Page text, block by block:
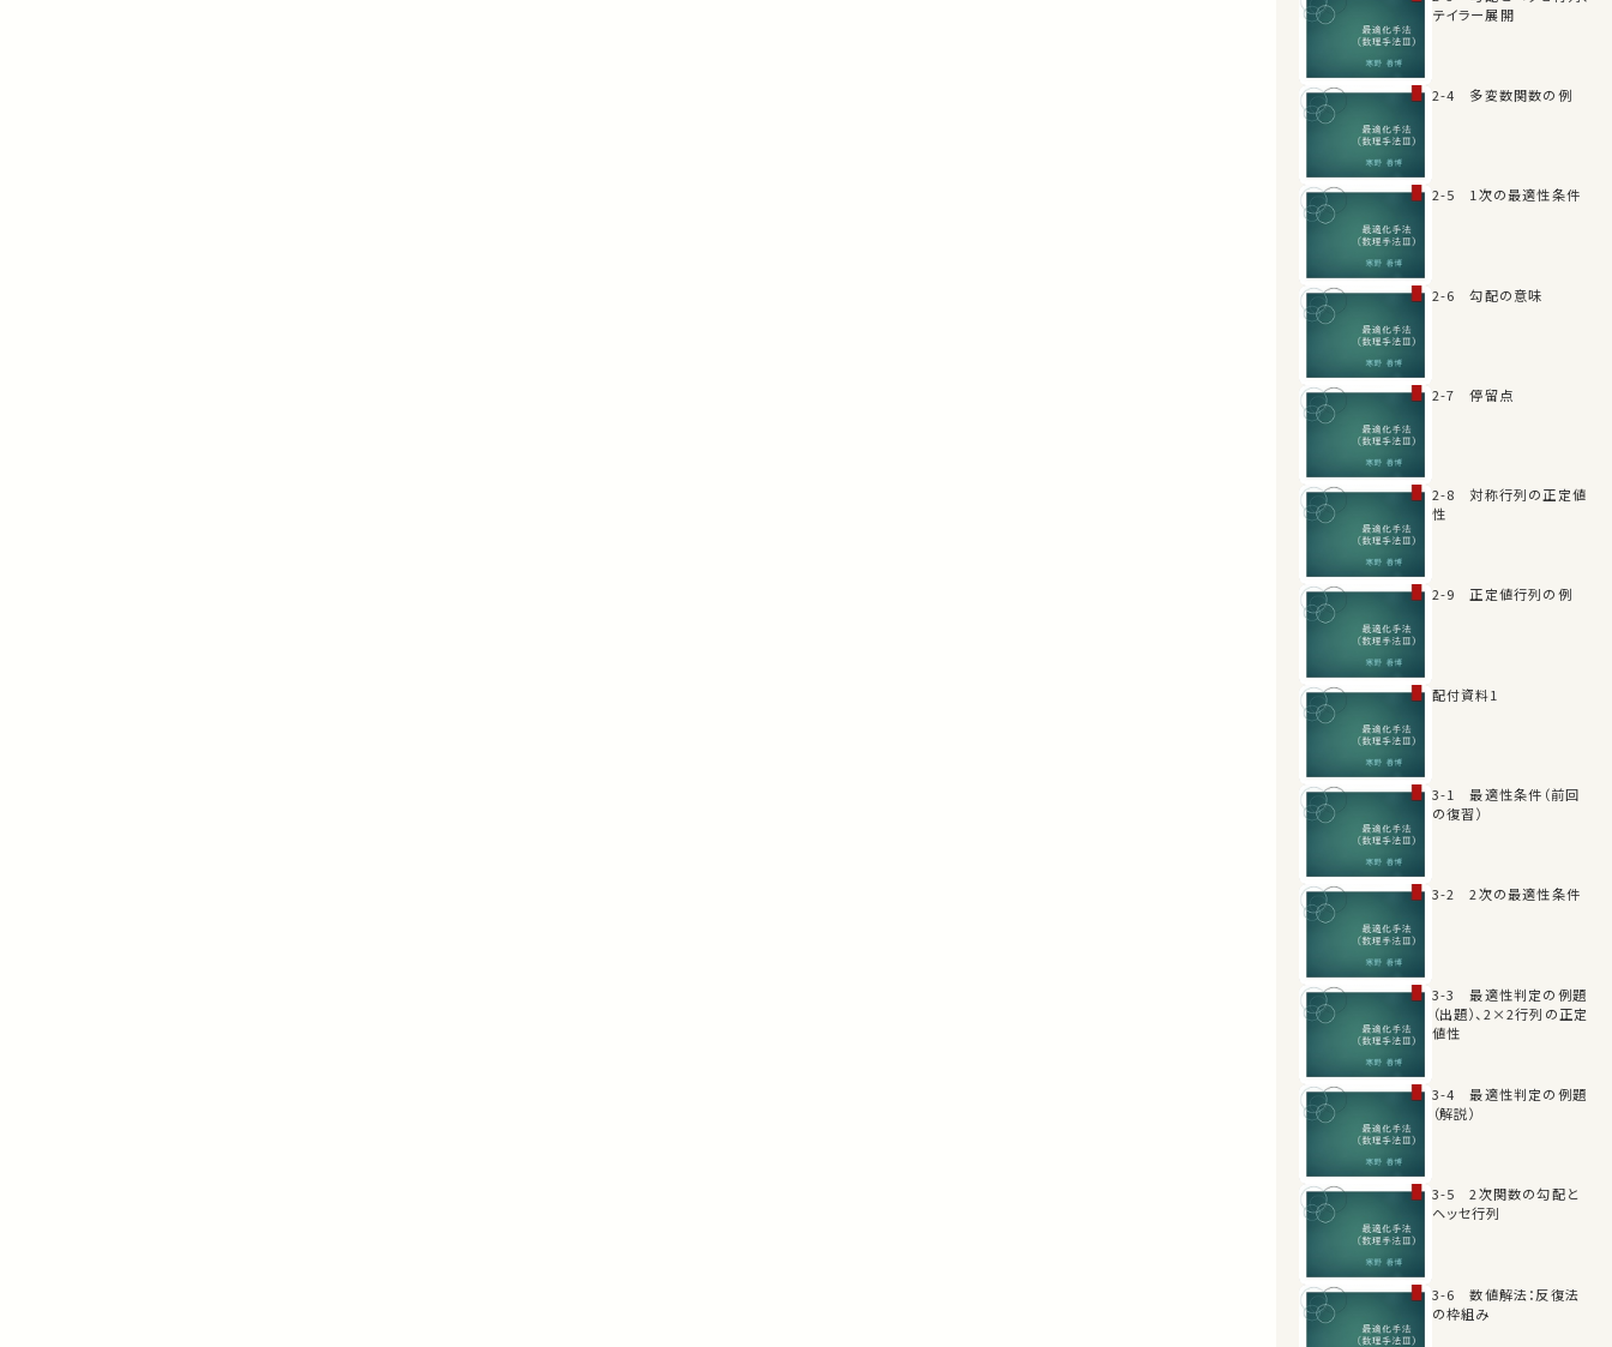
テイラー展開
2-4 多変数関数の例
2-5 1次の最適性条件
2-6 勾配の意味
2-7 停留点
2-8 対称行列の正定値
性
2-9 正定値行列の例
配付資料1
3-1 最適性条件（前回
の復習）
3-2 2次の最適性条件
3-3 最適性判定の例題
（出題）、2×2行列の正定
値性
3-4 最適性判定の例題
（解説）
3-5 2次関数の勾配と
ヘッセ行列
3-6 数値解法：反復法
の枠組み